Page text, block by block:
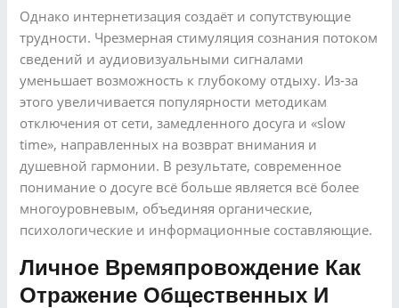
Однако интернетизация создаёт и сопутствующие
трудности. Чрезмерная стимуляция сознания потоком
сведений и аудиовизуальными сигналами
уменьшает возможность к глубокому отдыху. Из-за
этого увеличивается популярности методикам
отключения от сети, замедленного досуга и «slow
time», направленных на возврат внимания и
душевной гармонии. В результате, современное
понимание о досуге всё больше является всё более
многоуровневым, объединяя органические,
психологические и информационные составляющие.
Личное Времяпровождение Как
Отражение Общественных И